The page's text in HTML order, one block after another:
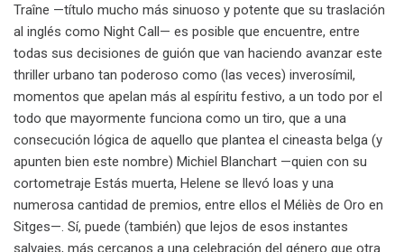
Traîne —título mucho más sinuoso y potente que su traslación
al inglés como Night Call— es posible que encuentre, entre
todas sus decisiones de guión que van haciendo avanzar este
thriller urbano tan poderoso como (las veces) inverosímil,
momentos que apelan más al espíritu festivo, a un todo por el
todo que mayormente funciona como un tiro, que a una
consecución lógica de aquello que plantea el cineasta belga (y
apunten bien este nombre) Michiel Blanchart —quien con su
cortometraje Estás muerta, Helene se llevó loas y una
numerosa cantidad de premios, entre ellos el Méliès de Oro en
Sitges—. Sí, puede (también) que lejos de esos instantes
salvajes, más cercanos a una celebración del género que otra